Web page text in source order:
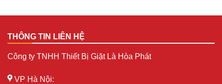
THÔNG TIN LIÊN HỆ
Công ty TNHH Thiết Bị Giặt Là Hòa Phát
VP Hà Nội: